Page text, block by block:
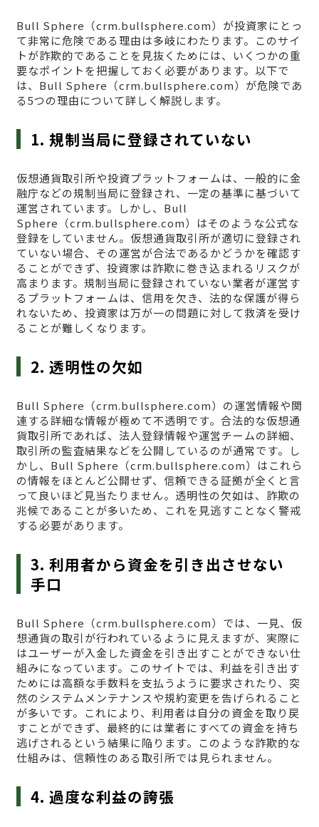
Bull Sphere（crm.bullsphere.com）が投資家にとっ
て非常に危険である理由は多岐にわたります。このサイ
トが詐欺的であることを見抜くためには、いくつかの重
要なポイントを把握しておく必要があります。以下で
は、Bull Sphere（crm.bullsphere.com）が危険であ
る5つの理由について詳しく解説します。
1. 規制当局に登録されていない
仮想通貨取引所や投資プラットフォームは、一般的に金
融庁などの規制当局に登録され、一定の基準に基づいて
運営されています。しかし、Bull
Sphere（crm.bullsphere.com）はそのような公式な
登録をしていません。仮想通貨取引所が適切に登録され
ていない場合、その運営が合法であるかどうかを確認す
ることができず、投資家は詐欺に巻き込まれるリスクが
高まります。規制当局に登録されていない業者が運営す
るプラットフォームは、信用を欠き、法的な保護が得ら
れないため、投資家は万が一の問題に対して救済を受け
ることが難しくなります。
2. 透明性の欠如
Bull Sphere（crm.bullsphere.com）の運営情報や関
連する詳細な情報が極めて不透明です。合法的な仮想通
貨取引所であれば、法人登録情報や運営チームの詳細、
取引所の監査結果などを公開しているのが通常です。し
かし、Bull Sphere（crm.bullsphere.com）はこれら
の情報をほとんど公開せず、信頼できる証拠が全くと言
って良いほど見当たりません。透明性の欠如は、詐欺の
兆候であることが多いため、これを見逃すことなく警戒
する必要があります。
3. 利用者から資金を引き出させない
手口
Bull Sphere（crm.bullsphere.com）では、一見、仮
想通貨の取引が行われているように見えますが、実際に
はユーザーが入金した資金を引き出すことができない仕
組みになっています。このサイトでは、利益を引き出す
ためには高額な手数料を支払うように要求されたり、突
然のシステムメンテナンスや規約変更を告げられること
が多いです。これにより、利用者は自分の資金を取り戻
すことができず、最終的には業者にすべての資金を持ち
逃げされるという結果に陥ります。このような詐欺的な
仕組みは、信頼性のある取引所では見られません。
4. 過度な利益の誇張